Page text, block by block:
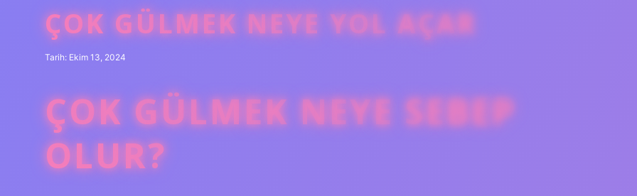
ÇOK GÜLMEK NEYE YOL AÇAR
Tarih: Ekim 13, 2024
ÇOK GÜLMEK NEYE SEBEP
OLUR?